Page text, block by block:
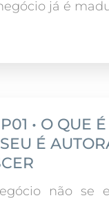
já é
• O QUE
É
não se